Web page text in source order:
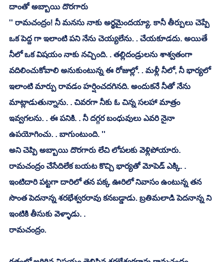
దాంతో అబ్బాయి దొరగారు
'' రామచంద్రం! నీ మనసు నాకు అర్థమైందయ్యా. కానీ తీర్పులు చెప్పే
ఒక పెద్ద గా ఇలాంటి పని నేను చెయ్యలేను. . చేయకూడదు. అయితే
నీలో ఒక విషయం నాకు నచ్చింది. . తల్లిదండ్రులను శాశ్వతంగా
వదిలించుకోవాలి అనుకుంటున్న ఈ రోజుల్లో. . మళ్లీ నీలో, నీ భార్యలో
ఇలాంటి మార్పు రావడం హర్షించదగినది. అందుకనే నీతో నేను
మాట్లాడుతున్నాను. . చివరగా నీకు ఓ చిన్న సలహా మాత్రం
ఇవ్వగలను. . ఈ పనికి. . నీ దగ్గర బంధువులు ఎవరి నైనా
ఉపయోగించు. . బాగుంటుంది. ''
అని చెప్పి అబ్బాయి దొరగారు లేచి లోపలకు వెళ్లిపోయారు.
రామచంద్రం చేసేదిలేక బయట కొచ్చి భార్యతో మోపెడ్ ఎక్కి. .
ఇంటిదారి పట్టగా దారిలో తన పక్క ఊరిలో నివాసం ఉంటున్న తన
సొంత పెదనాన్న శరభేశ్వరరావు కనబడ్డాడు. బ్రతిమలాడి పెదనాన్న ని
ఇంటికి తీసుకు వెళ్ళాడు. .
రామచంద్రం.